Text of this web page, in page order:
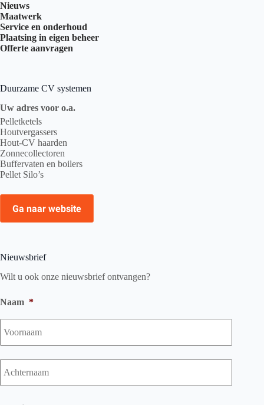
Nieuws
Maatwerk
Service en onderhoud
Plaatsing in eigen beheer
Offerte aanvragen
Duurzame CV systemen
Uw adres voor o.a.
Pelletketels
Houtvergassers
Hout-CV haarden
Zonnecollectoren
Buffervaten en boilers
Pellet Silo’s
Ga naar website
Nieuwsbrief
Wilt u ook onze nieuwsbrief ontvangen?
Naam *